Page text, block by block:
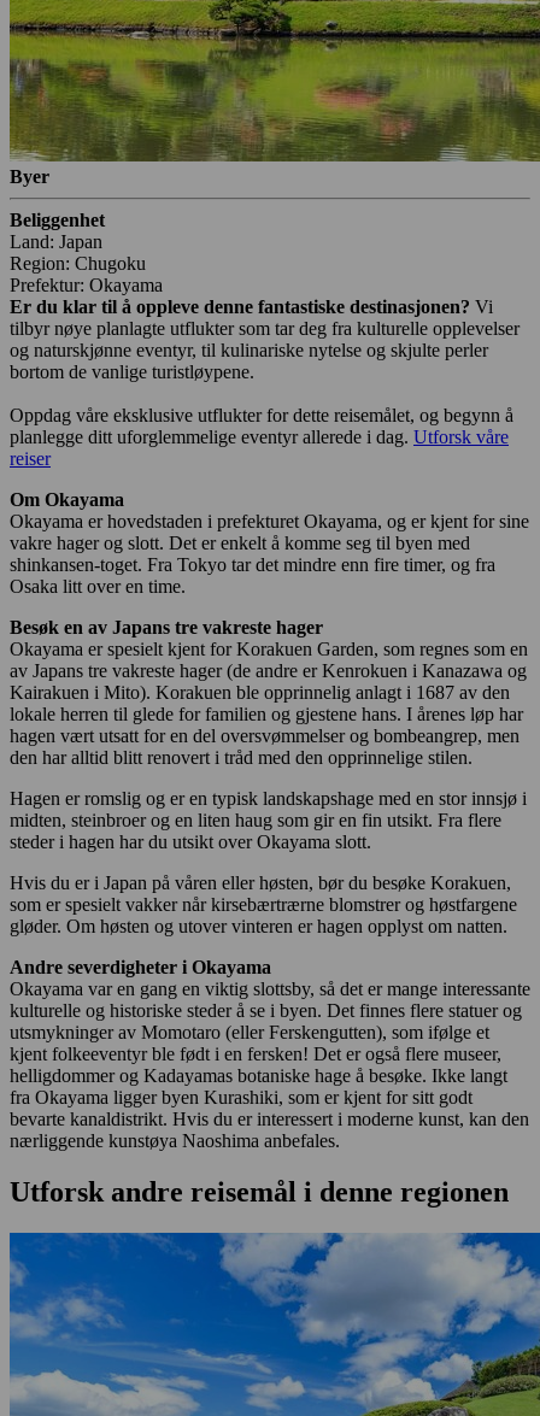
Byer
Beliggenhet
Land: Japan
Region: Chugoku
Prefektur: Okayama
Er du klar til å oppleve denne fantastiske destinasjonen? Vi
tilbyr nøye planlagte utflukter som tar deg fra kulturelle opplevelser
og naturskjønne eventyr, til kulinariske nytelse og skjulte perler
bortom de vanlige turistløypene.
Oppdag våre eksklusive utflukter for dette reisemålet, og begynn å
planlegge ditt uforglemmelige eventyr allerede i dag. Utforsk våre
reiser
Om Okayama
Okayama er hovedstaden i prefekturet Okayama, og er kjent for sine
vakre hager og slott. Det er enkelt å komme seg til byen med
shinkansen-toget. Fra Tokyo tar det mindre enn fire timer, og fra
Osaka litt over en time.
Besøk en av Japans tre vakreste hager
Okayama er spesielt kjent for Korakuen Garden, som regnes som en
av Japans tre vakreste hager (de andre er Kenrokuen i Kanazawa og
Kairakuen i Mito). Korakuen ble opprinnelig anlagt i 1687 av den
lokale herren til glede for familien og gjestene hans. I årenes løp har
hagen vært utsatt for en del oversvømmelser og bombeangrep, men
den har alltid blitt renovert i tråd med den opprinnelige stilen.
Hagen er romslig og er en typisk landskapshage med en stor innsjø i
midten, steinbroer og en liten haug som gir en fin utsikt. Fra flere
steder i hagen har du utsikt over Okayama slott.
Hvis du er i Japan på våren eller høsten, bør du besøke Korakuen,
som er spesielt vakker når kirsebærtrærne blomstrer og høstfargene
gløder. Om høsten og utover vinteren er hagen opplyst om natten.
Andre severdigheter i Okayama
Okayama var en gang en viktig slottsby, så det er mange interessante
kulturelle og historiske steder å se i byen. Det finnes flere statuer og
utsmykninger av Momotaro (eller Ferskengutten), som ifølge et
kjent folkeeventyr ble født i en fersken! Det er også flere museer,
helligdommer og Kadayamas botaniske hage å besøke. Ikke langt
fra Okayama ligger byen Kurashiki, som er kjent for sitt godt
bevarte kanaldistrikt. Hvis du er interessert i moderne kunst, kan den
nærliggende kunstøya Naoshima anbefales.
Utforsk andre reisemål i denne regionen